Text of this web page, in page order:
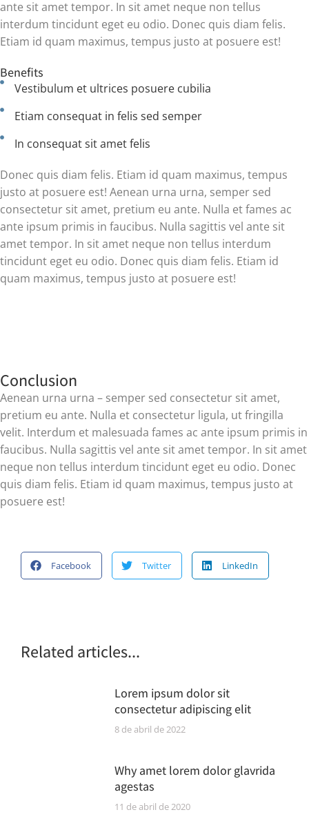
ante sit amet tempor. In sit amet neque non tellus
interdum tincidunt eget eu odio. Donec quis diam felis.
Etiam id quam maximus, tempus justo at posuere est!
Benefits
Vestibulum et ultrices posuere cubilia
Etiam consequat in felis sed semper
In consequat sit amet felis
Donec quis diam felis. Etiam id quam maximus, tempus
justo at posuere est! Aenean urna urna, semper sed
consectetur sit amet, pretium eu ante. Nulla etfames ac
ante ipsum primis in faucibus. Nulla sagittis vel ante sit
amet tempor. In sit amet neque non tellus interdum
tincidunt eget eu odio. Donec quis diam felis. Etiam id
quam maximus, tempus justo at posuere est!
Conclusion
Aenean urna urna – semper sed consectetur sit amet,
pretium eu ante. Nulla et consectetur ligula, ut fringilla
velit. Interdum et malesuada fames ac ante ipsum primis in
faucibus. Nulla sagittis vel ante sit amet tempor. In sit amet
neque non tellus interdum tincidunt eget eu odio. Donec
quis diam felis. Etiam id quam maximus, tempus justo at
posuere est!
Facebook Twitter LinkedIn
Related articles...
Lorem ipsum dolor sit
consectetur adipiscing elit
8 de abril de 2022
Why amet lorem dolor glavrida
agestas
11 de abril de 2020